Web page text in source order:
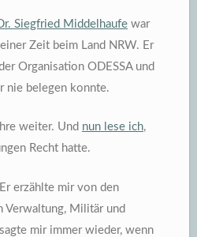
Siegfried Middelhaufe war
Zeit beim Land NRW. Er
Organisation ODESSA und
nie belegen konnte.
weiter. Und nun lese ich,
Recht hatte.
erzählte mir von den
Verwaltung, Militär und
mir immer wieder, wenn